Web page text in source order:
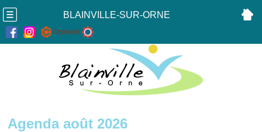
BLAINVILLE-SUR-ORNE
Agenda août 2026